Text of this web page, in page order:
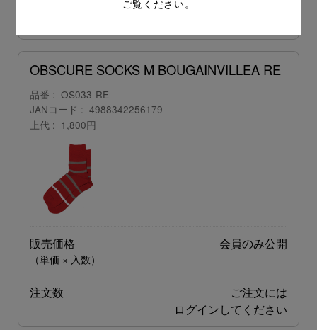
ご覧ください。
OBSCURE SOCKS M BOUGAINVILLEA RE
品番
OS033-RE
JANコード
4988342256179
上代
1,800円
販売価格
（単価 × 入数）
会員のみ公開
注文数
ご注文には
ログインしてください